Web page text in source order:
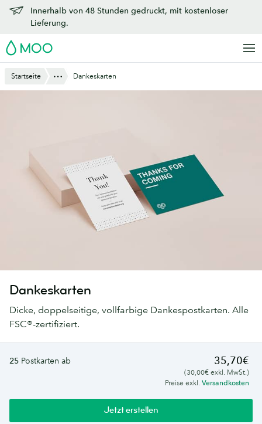
Zu
Hauptinhalt
Innerhalb von 48 Stunden gedruckt, mit kostenloser
Lieferung.
MOO
Startseite Anzeigen
Dankeskarten
Dankeskarten
Dicke, doppelseitige, vollfarbige Dankespostkarten. Alle
FSC®-zertifiziert.
25 Postkarten ab 35,70€
(30,00€ exkl. MwSt.)
Preise exkl. Versandkosten
Jetzt erstellen